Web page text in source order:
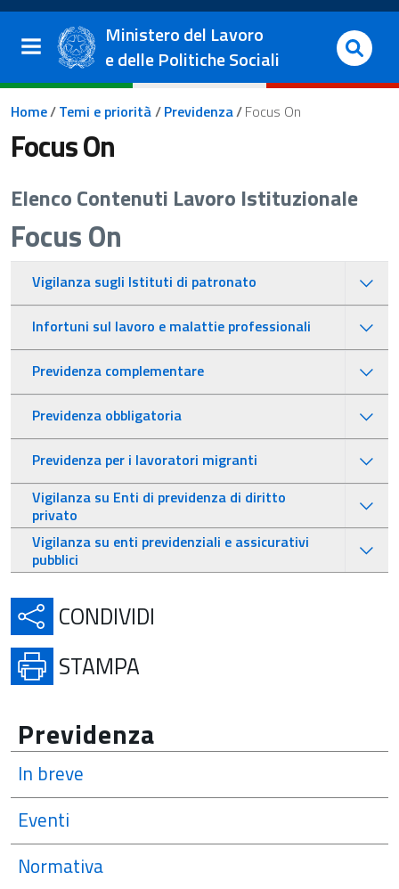
Salta al contenuto principale
Vai al footer
Ministero del Lavoro
e delle Politiche Sociali
Briciole di pane
Home/Temi e priorità/Previdenza/Focus On
Focus On
Elenco Contenuti Lavoro Istituzionale
Focus On
Vigilanza sugli Istituti di patronato
Infortuni sul lavoro e malattie professionali
Previdenza complementare
Previdenza obbligatoria
Previdenza per i lavoratori migranti
Vigilanza su Enti di previdenza di diritto
privato
Vigilanza su enti previdenziali e assicurativi
pubblici
CONDIVIDI
STAMPA
Previdenza
In breve
Eventi
Normativa